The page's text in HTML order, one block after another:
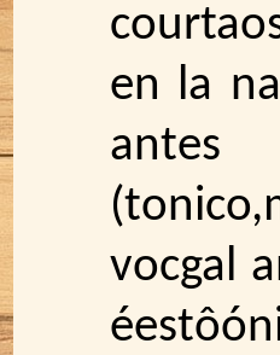
en la
vocgal